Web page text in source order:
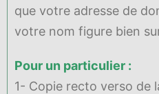
que votre adresse de
votre nom figure bien
Pour un particulier :
1- Copie recto verso de